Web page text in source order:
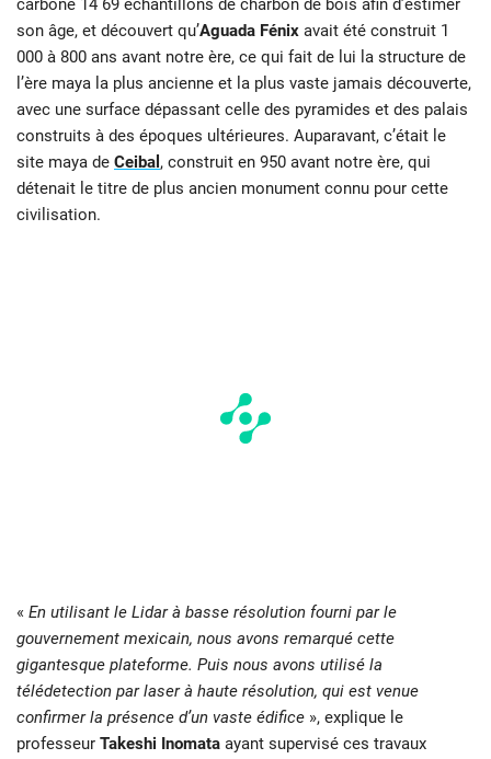
carbone 14 69 échantillons de charbon de bois afin d’estimer
son âge, et découvert qu’Aguada Fénix avait été construit 1
000 à 800 ans avant notre ère, ce qui fait de lui la structure de
l’ère maya la plus ancienne et la plus vaste jamais découverte,
avec une surface dépassant celle des pyramides et des palais
construits à des époques ultérieures. Auparavant, c’était le
site maya de Ceibal , construit en 950 avant notre ère, qui
détenait le titre de plus ancien monument connu pour cette
civilisation.
« En utilisant le Lidar à basse résolution fourni par le
gouvernement mexicain, nous avons remarqué cette
gigantesque plateforme. Puis nous avons utilisé la
télédetection par laser à haute résolution, qui est venue
confirmer la présence d’un vaste édifice », explique le
professeur Takeshi Inomata ayant supervisé ces travaux